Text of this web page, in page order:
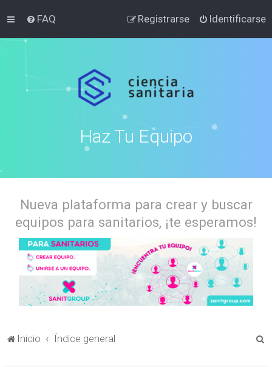
FAQ Identificarse
Registrarse
Haz Tu Equipo
Nueva plataforma para crear y buscar
equipos para sanitarios, ¡te esperamos!
Inicio Índice general